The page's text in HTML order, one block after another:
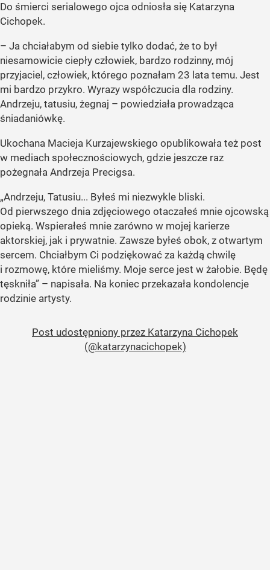
Do śmierci serialowego ojca odniosła się Katarzyna
Cichopek.
– Ja chciałabym od siebie tylko dodać, że to był
niesamowicie ciepły człowiek, bardzo rodzinny, mój
przyjaciel, człowiek, którego poznałam 23 lata temu. Jest
mi bardzo przykro. Wyrazy współczucia dla rodziny.
Andrzeju, tatusiu, żegnaj – powiedziała prowadząca
śniadaniówkę.
Ukochana Macieja Kurzajewskiego opublikowała też post
w mediach społecznościowych, gdzie jeszcze raz
pożegnała Andrzeja Precigsa.
„Andrzeju, Tatusiu... Byłeś mi niezwykle bliski.
Od pierwszego dnia zdjęciowego otaczałeś mnie ojcowską
opieką. Wspierałeś mnie zarówno w mojej karierze
aktorskiej, jak i prywatnie. Zawsze byłeś obok, z otwartym
sercem. Chciałbym Ci podziękować za każdą chwilę
i rozmowę, które mieliśmy. Moje serce jest w żałobie. Będę
tęskniła” – napisała. Na koniec przekazała kondolencje
rodzinie artysty.
Post udostępniony przez Katarzyna Cichopek
(@katarzynacichopek)